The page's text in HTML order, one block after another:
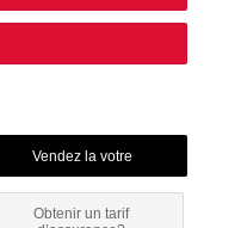
Obtenir un tarif